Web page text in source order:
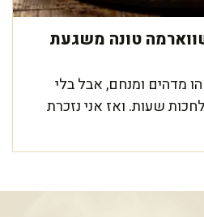
טונה משגעת
מדהים ומנחם, אבל בלי
שעות. ואז אני נזכרת